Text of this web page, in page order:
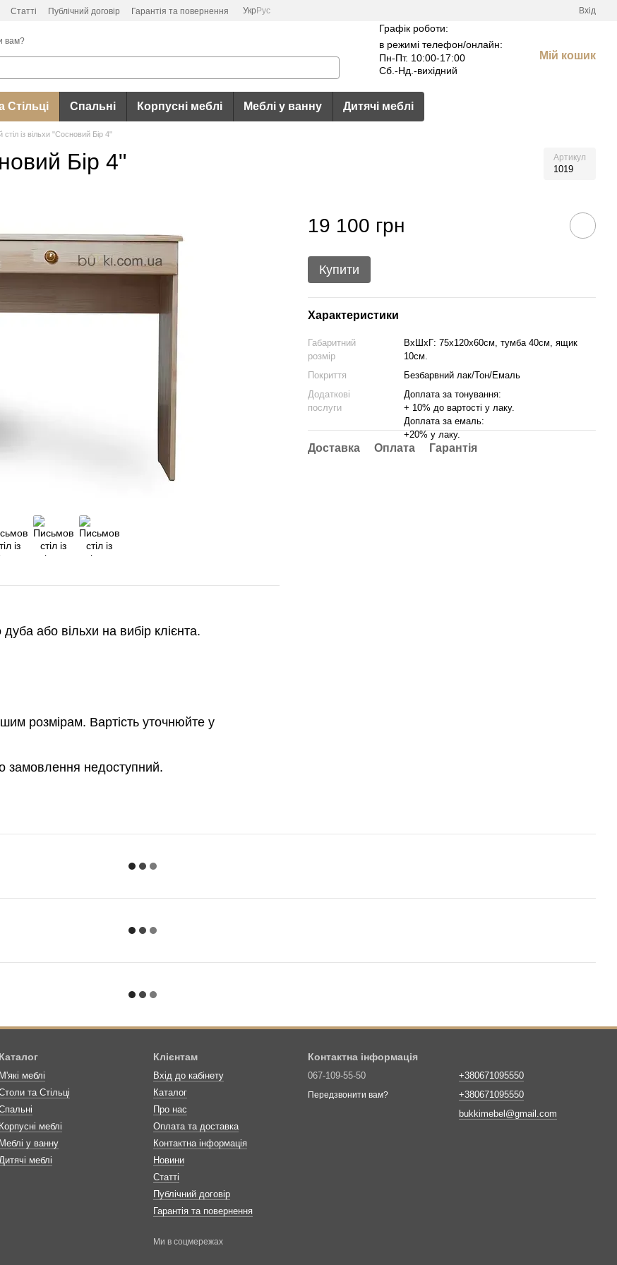
Статті Публічний договір Гарантія та повернення Укр Рус Вхід
вам?
Графік роботи:
в режимі телефон/онлайн:
Пн-Пт. 10:00-17:00
Сб.-Нд.-вихідний
Мій кошик
Стільці Спальні Корпусні меблі Меблі у ванну Дитячі меблі
із вільхи "Сосновий Бір 4"
Бір 4" Артикул
1019
або вільхи на вибір клієнта.
розмірам. Вартість уточнюйте у
замовлення недоступний.
19 100 грн
Купити
Характеристики
Габаритний
розмір
ВхШхГ: 75х120х60см, тумба 40см, ящик
10см.
Покриття
Безбарвний лак/Тон/Емаль
Додаткові
послуги
Доплата за тонування:
+ 10% до вартості у лаку.
Доплата за емаль:
+20% у лаку.
Доставка Оплата Гарантія
Каталог
М'які меблі
та Стільці
Корпусні меблі
Меблі у ванну
меблі
Клієнтам
Вхід до кабінету
Каталог
Про нас
Оплата та доставка
Контактна інформація
Новини
Статті
Публічний договір
Гарантія та повернення
Ми в соцмережах
Контактна інформація
067-109-55-50
Передзвонити вам?
+380671095550
+380671095550
bukkimebel@gmail.com